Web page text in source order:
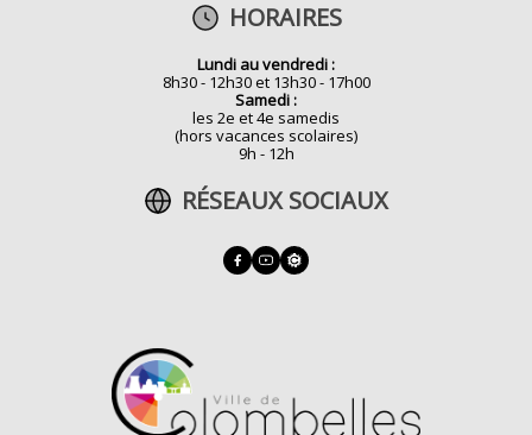
HORAIRES
Lundi au vendredi :
8h30 - 12h30 et 13h30 - 17h00
Samedi :
les 2e et 4e samedis
(hors vacances scolaires)
9h - 12h
RÉSEAUX SOCIAUX